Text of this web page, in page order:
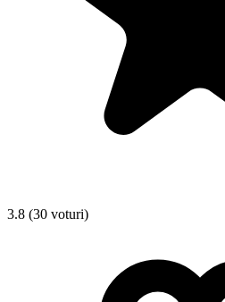
3.8 (30 voturi)